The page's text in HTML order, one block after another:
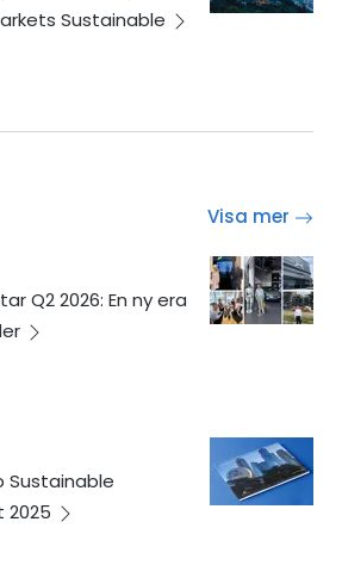
Sustainable
Visa mer
Q2 2026: En ny era
Sustainable
2025